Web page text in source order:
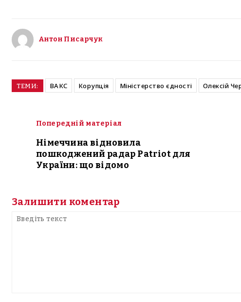
Антон Писарчук
ТЕМИ: ВАКС Корупція Міністерство єдності Олексій
Попередній матеріал
Німеччина відновила
пошкоджений радар Patriot для
України: що відомо
Залишити коментар